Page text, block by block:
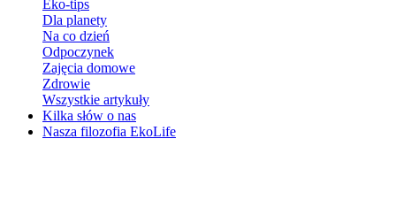
Eko-tips
Dla planety
Na co dzień
Odpoczynek
Zajęcia domowe
Zdrowie
Wszystkie artykuły
Kilka słów o nas
Nasza filozofia EkoLife